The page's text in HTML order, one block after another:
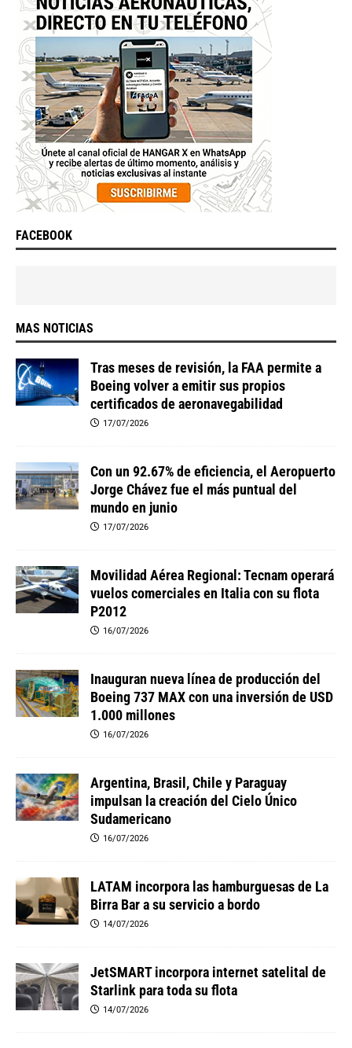
FACEBOOK
MAS NOTICIAS
Tras meses de revisión, la FAA permite a
Boeing volver a emitir sus propios
certificados de aeronavegabilidad
17/07/2026
Con un 92.67% de eficiencia, el Aeropuerto
Jorge Chávez fue el más puntual del
mundo en junio
17/07/2026
Movilidad Aérea Regional: Tecnam operará
vuelos comerciales en Italia con su flota
P2012
16/07/2026
Inauguran nueva línea de producción del
Boeing 737 MAX con una inversión de USD
1.000 millones
16/07/2026
Argentina, Brasil, Chile y Paraguay
impulsan la creación del Cielo Único
Sudamericano
16/07/2026
LATAM incorpora las hamburguesas de La
Birra Bar a su servicio a bordo
14/07/2026
JetSMART incorpora internet satelital de
Starlink para toda su flota
14/07/2026